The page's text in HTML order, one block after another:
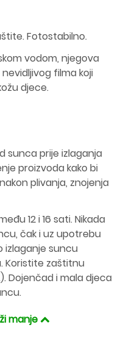
Fotostabilno.
vodom, njegova
filma koji
djece.
sunca prije izlaganja
proizvoda kako bi
plivanja, znojenja
12 i 16 sati. Nikada
čak i uz upotrebu
izlaganje suncu
Koristite zaštitnu
Dojenčad i mala djeca
manje